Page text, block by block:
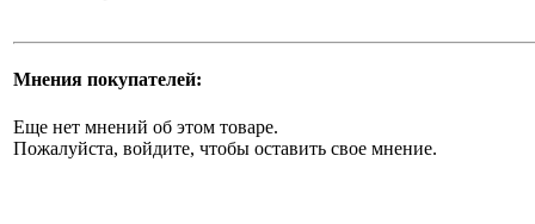
Мнения покупателей:
Еще нет мнений об этом товаре.
Пожалуйста, войдите, чтобы оставить свое мнение.